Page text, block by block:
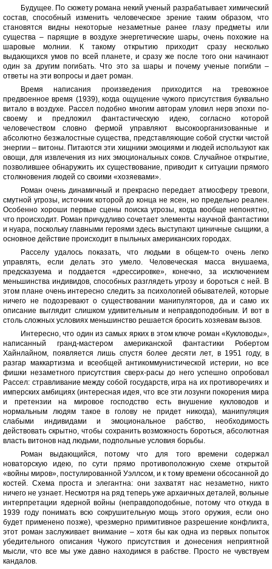
Будущее. По сюжету романа некий ученый разрабатывает химический
состав, способный изменить человеческое зрение таким образом, что
становятся видны некоторые незаметные ранее глазу предметы или
существа – парящие в воздухе энергетические шары, очень похожие на
шаровые молнии. К такому открытию приходит сразу несколько
выдающихся умов по всей планете, и сразу же после того они начинают
один за другим погибать. Что это за шары и почему ученые погибли –
ответы на эти вопросы и дает роман.
Время написания произведения приходится на тревожное
предвоенное время (1939), когда ощущение чужого присутствия буквально
витало в воздухе. Рассел подобно многим авторам уловил нерв эпохи по-
своему и предложил фантастическую идею, согласно которой
человечеством словно фермой управляют высокоорганизованные и
абсолютно безжалостные существа, представляющие собой сгустки чистой
энергии – витоны. Питаются эти хищники эмоциями и людей используют как
овощи, для извлечения из них эмоциональных соков. Случайное открытие,
позволившее обнаружить их существование, приводит к ситуации прямого
столкновения людей со своими «хозяевами».
Роман очень динамичный и прекрасно передает атмосферу тревоги,
смутной угрозы, источник которой до конца не ясен, но предельно реален.
Особенно хороши первые сцены поиска угрозы, когда вообще непонятно,
что происходит. Роман причудливо сочетает элементы научной фантастики
и нуара, поскольку главными героями здесь выступают циничные сыщики, а
основное действие происходит в пыльных американских городах.
Расселу удалось показать, что людьми в общем-то очень легко
управлять, если делать это умело. Человеческая масса внушаема,
предсказуема и поддается «дрессировке», конечно, за исключением
меньшинства индивидов, способных разглядеть угрозу и бороться с ней. В
этом плане очень интересно следить за психологией обывателей, которые
ничего не подозревают о существовании манипуляторов, да и само их
описание выглядит слишком удивительным и неправдоподобным. И вот в
столь сложных условиях меньшинство решается бросить хозяевам вызов.
Интересно, что один из самых ярких в этом ключе роман «Кукловоды»,
написанный гранд-мастером американской фантастики Робертом
Хайнлайном, появляется лишь спустя более десяти лет, в 1951 году, в
разгар маккартизма и всеобщей антикоммунистической истерии, но все
фишки незаметного присутствия сверх-расы до него успешно опробовал
Рассел: стравливание между собой государств, игра на их противоречиях и
имперских амбициях (интересная идея, что все эти лозунги покорения мира
и претензии на мировое господство есть внушение кукловодов и
нормальным людям такое в голову не придет никогда), манипуляция
слабыми индивидами и эмоциональное рабство, необходимость
действовать скрытно, чтобы сохранить возможность бороться, абсолютная
власть витонов над людьми, подпольные условия борьбы.
Роман выдающийся, потому что для того времени содержал
новаторскую идею, по сути прямо противоположную схеме открытой
«войны миров», постулированной Уэллсом, и к тому времени обсосанной до
костей. Схема проста и элегантна: они захватят нас незаметно, никто
ничего не узнает. Несмотря на ряд теперь уже архаичных деталей, вольные
интерпретации ядерной войны (неправдоподобные, потому что откуда в
1939 году понимать всю сокрушительную мощь этого оружия, если оно
будет применено позже), чрезмерно примитивное разрешение конфликта,
этот роман заслуживает внимание – хотя бы как одна из первых попыток
убедительного описания Чужого присутствия и донесения неприятной
мысли, что все мы уже давно находимся в рабстве. Просто не чувствуем
кандалов.